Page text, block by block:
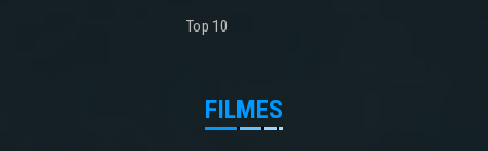
Top 10
FILMES